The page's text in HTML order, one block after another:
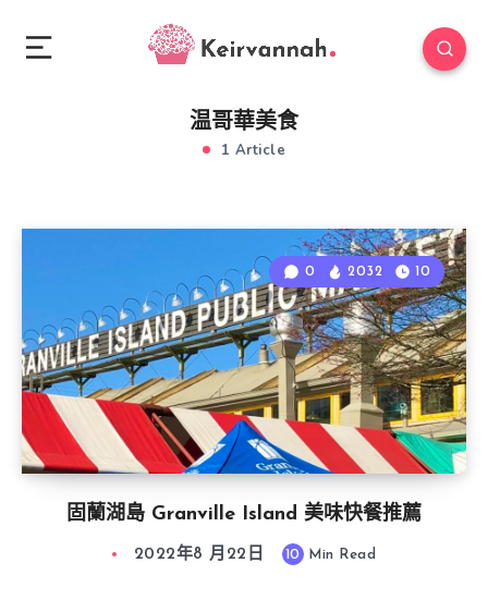
温哥華美食
1 Article
固蘭湖島 Granville Island 美味快餐推薦
0 2032 10
2022年8 月22日 10 Min Read